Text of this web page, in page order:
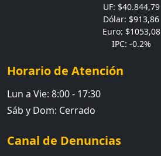
UF: $40.844,79
Dólar: $913,86
Euro: $1053,08
IPC: -0.2%
Horario de Atención
Lun a Vie: 8:00 - 17:30
Sáb y Dom: Cerrado
Canal de Denuncias